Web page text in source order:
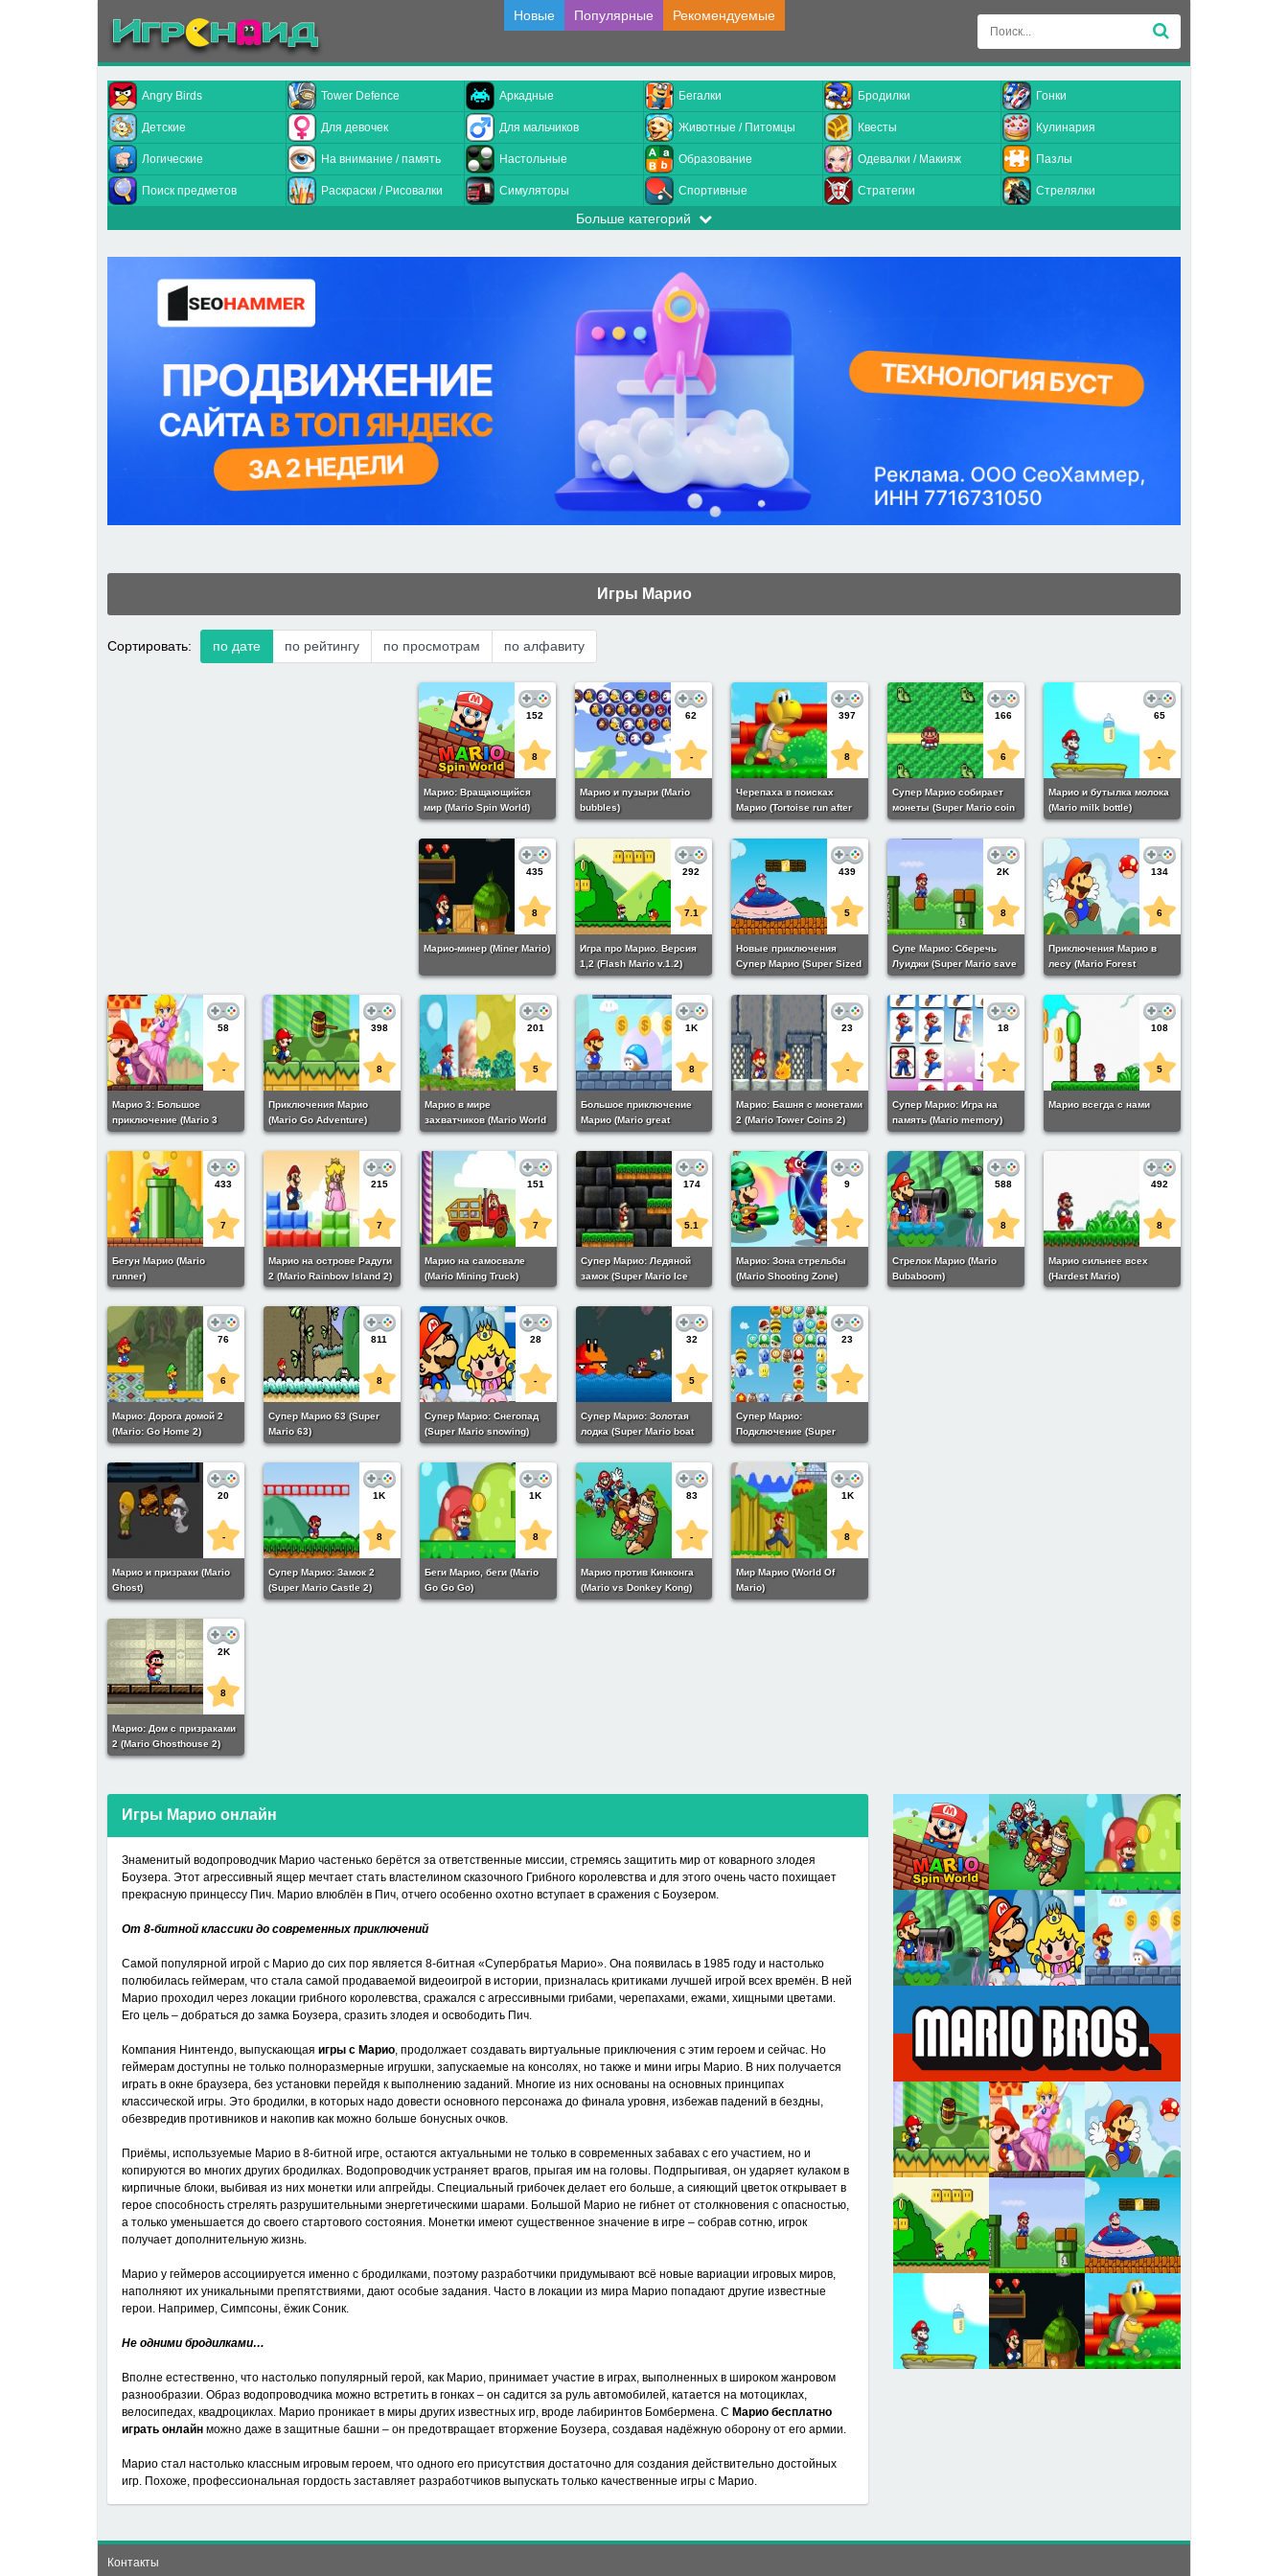
Новые Популярные Рекомендуемые
Angry Birds Tower Defence Аркадные Бегалки Бродилки Гонки
Детские Для девочек Для мальчиков Животные / Питомцы Квесты Кулинария
Логические На внимание / память Настольные Образование Одевалки / Макияж Пазлы
Поиск предметов Раскраски / Рисовалки Симуляторы Спортивные Стратегии Стрелялки
Больше категорий
Игры Марио
Сортировать: по дате по рейтингу по просмотрам по алфавиту
152
8
Марио: Вращающийся
мир (Mario Spin World)
62
-
Марио и пузыри (Mario
bubbles)
397
8
Черепаха в поисках
Марио (Tortoise run after
Mario)
166
6
Супер Марио собирает
монеты (Super Mario coin
catcher)
65
-
Марио и бутылка молока
(Mario milk bottle)
435
8
Марио-минер (Miner Mario)
292
7.1
Игра про Марио. Версия
1,2 (Flash Mario v.1.2)
439
5
Новые приключения
Супер Марио (Super Sized
Mario Bros)
2K
8
Супе Марио: Сберечь
Луиджи (Super Mario save
Luigi)
134
6
Приключения Марио в
лесу (Mario Forest
Adventure)
58
-
Марио 3: Большое
приключение (Mario 3
Great Adventure)
398
8
Приключения Марио
(Mario Go Adventure)
201
5
Марио в мире
захватчиков (Mario World
invaders)
1K
8
Большое приключение
Марио (Mario great
adventure)
23
-
Марио: Башня с монетами
2 (Mario Tower Coins 2)
18
-
Супер Марио: Игра на
память (Mario memory)
108
5
Марио всегда с нами
433
7
Бегун Марио (Mario
runner)
215
7
Марио на острове Радуги
2 (Mario Rainbow Island 2)
151
7
Марио на самосвале
(Mario Mining Truck)
174
5.1
Супер Марио: Ледяной
замок (Super Mario Ice
Tower)
9
-
Марио: Зона стрельбы
(Mario Shooting Zone)
588
8
Стрелок Марио (Mario
Bubaboom)
492
8
Марио сильнее всех
(Hardest Mario)
76
6
Марио: Дорога домой 2
(Mario: Go Home 2)
811
8
Супер Марио 63 (Super
Mario 63)
28
-
Супер Марио: Снегопад
(Super Mario snowing)
32
5
Супер Марио: Золотая
лодка (Super Mario boat
bonanza)
23
-
Супер Марио:
Подключение (Super
Mario connect)
20
-
Марио и призраки (Mario
Ghost)
1K
8
Супер Марио: Замок 2
(Super Mario Castle 2)
1K
8
Беги Марио, беги (Mario
Go Go Go)
83
-
Марио против Кинконга
(Mario vs Donkey Kong)
1K
8
Мир Марио (World Of
Mario)
2K
8
Марио: Дом с призраками
2 (Mario Ghosthouse 2)
Игры Марио онлайн
Знаменитый водопроводчик Марио частенько берётся за ответственные миссии, стремясь защитить мир от коварного злодея
Боузера. Этот агрессивный ящер мечтает стать властелином сказочного Грибного королевства и для этого очень часто похищает
прекрасную принцессу Пич. Марио влюблён в Пич, отчего особенно охотно вступает в сражения с Боузером.
От 8-битной классики до современных приключений
Самой популярной игрой с Марио до сих пор является 8-битная «Супербратья Марио». Она появилась в 1985 году и настолько
полюбилась геймерам, что стала самой продаваемой видеоигрой в истории, призналась критиками лучшей игрой всех времён. В ней
Марио проходил через локации грибного королевства, сражался с агрессивными грибами, черепахами, ежами, хищными цветами.
Его цель – добраться до замка Боузера, сразить злодея и освободить Пич.
Компания Нинтендо, выпускающая игры с Марио, продолжает создавать виртуальные приключения с этим героем и сейчас. Но
геймерам доступны не только полноразмерные игрушки, запускаемые на консолях, но также и мини игры Марио. В них получается
играть в окне браузера, без установки перейдя к выполнению заданий. Многие из них основаны на основных принципах
классической игры. Это бродилки, в которых надо довести основного персонажа до финала уровня, избежав падений в бездны,
обезвредив противников и накопив как можно больше бонусных очков.
Приёмы, используемые Марио в 8-битной игре, остаются актуальными не только в современных забавах с его участием, но и
копируются во многих других бродилках. Водопроводчик устраняет врагов, прыгая им на головы. Подпрыгивая, он ударяет кулаком в
кирпичные блоки, выбивая из них монетки или апгрейды. Специальный грибочек делает его больше, а сияющий цветок открывает в
герое способность стрелять разрушительными энергетическими шарами. Большой Марио не гибнет от столкновения с опасностью,
а только уменьшается до своего стартового состояния. Монетки имеют существенное значение в игре – собрав сотню, игрок
получает дополнительную жизнь.
Марио у геймеров ассоциируется именно с бродилками, поэтому разработчики придумывают всё новые вариации игровых миров,
наполняют их уникальными препятствиями, дают особые задания. Часто в локации из мира Марио попадают другие известные
герои. Например, Симпсоны, ёжик Соник.
Не одними бродилками…
Вполне естественно, что настолько популярный герой, как Марио, принимает участие в играх, выполненных в широком жанровом
разнообразии. Образ водопроводчика можно встретить в гонках – он садится за руль автомобилей, катается на мотоциклах,
велосипедах, квадроциклах. Марио проникает в миры других известных игр, вроде лабиринтов Бомбермена. С Марио бесплатно
играть онлайн можно даже в защитные башни – он предотвращает вторжение Боузера, создавая надёжную оборону от его армии.
Марио стал настолько классным игровым героем, что одного его присутствия достаточно для создания действительно достойных
игр. Похоже, профессиональная гордость заставляет разработчиков выпускать только качественные игры с Марио.
Контакты